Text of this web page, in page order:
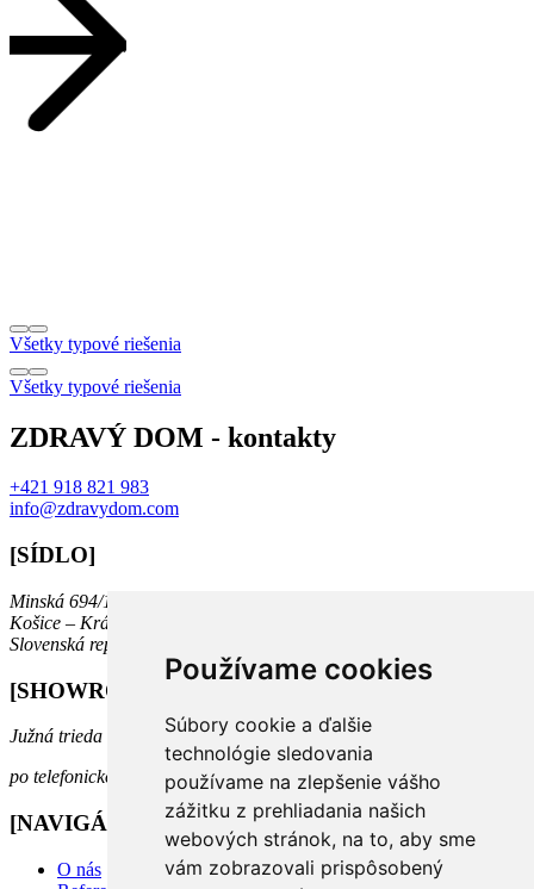
Používame cookies
Súbory cookie a ďalšie
technológie sledovania
používame na zlepšenie vášho
zážitku z prehliadania našich
webových stránok, na to, aby sme
vám zobrazovali prispôsobený
Všetky typové riešenia
Všetky typové riešenia
ZDRAVÝ DOM - kontakty
+421 918 821 983
info@zdravydom.com
[SÍDLO]
Minská 694/10
Košice – Krásna, 040 18
Slovenská republika
[SHOWROOM]
Južná trieda 74, Košice
po telefonickom dohovore
[NAVIGÁCIA]
O nás